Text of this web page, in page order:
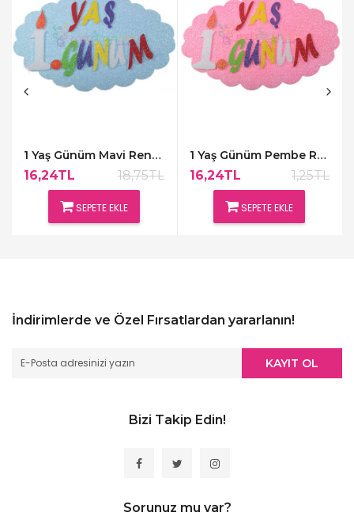
1 Yaş Günüm Mavi Renk Kapı Süsü,48x30cm
16,24TL 18,75TL
SEPETE EKLE
1 Yaş Günüm Pembe Renk Kapı Süsü,48x30cm
16,24TL 1,25TL
SEPETE EKLE
İndirimlerde ve Özel Fırsatlardan yararlanın!
KAYIT OL
Bizi Takip Edin!
Sorunuz mu var?